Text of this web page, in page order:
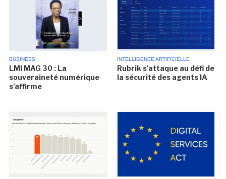
BUSINESS
LMI MAG 30 : La
souveraineté numérique
s'affirme
INTELLIGENCE ARTIFICIELLE
Rubrik s'attaque au défi de
la sécurité des agents IA